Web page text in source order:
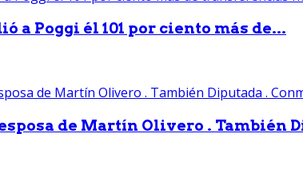
a Poggi él 101 por ciento más de...
de Martín Olivero . También